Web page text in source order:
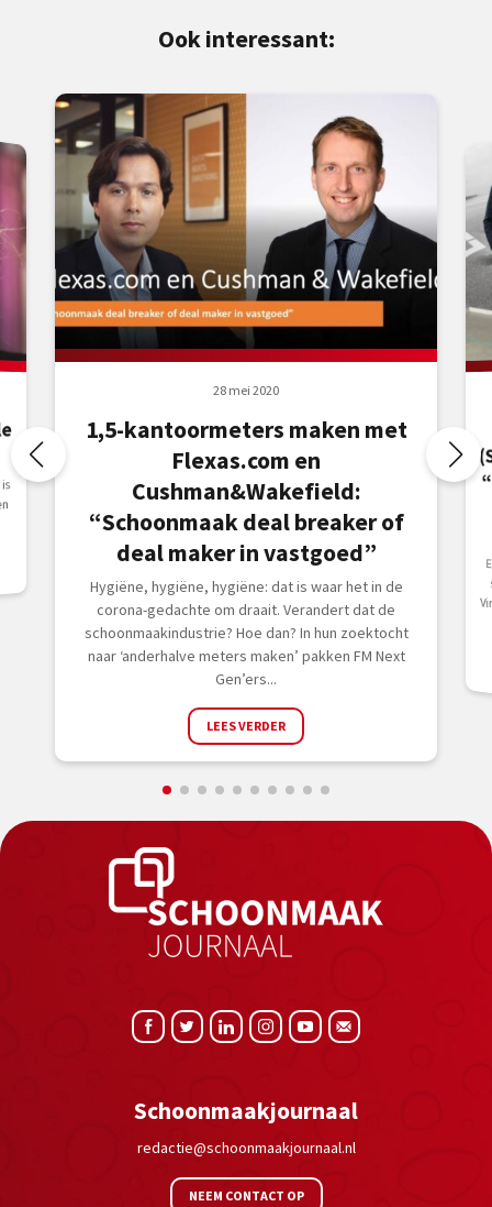
Ook interessant:
28 mei 2020
1,5-kantoormeters maken met
Flexas.com en
Cushman&Wakefield:
“Schoonmaak deal breaker of
deal maker in vastgoed”
Hygiëne, hygiëne, hygiëne: dat is waar het in de
corona-gedachte om draait. Verandert dat de
schoonmaakindustrie? Hoe dan? In hun zoektocht
naar ‘anderhalve meters maken’ pakken FM Next
Gen’ers...
LEES VERDER
Schoonmaakjournaal
redactie@schoonmaakjournaal.nl
NEEM CONTACT OP